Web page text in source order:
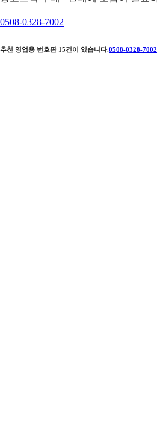
0508-0328-7002
추천 영업용 번호판 15건이 있습니다.0508-0328-7002